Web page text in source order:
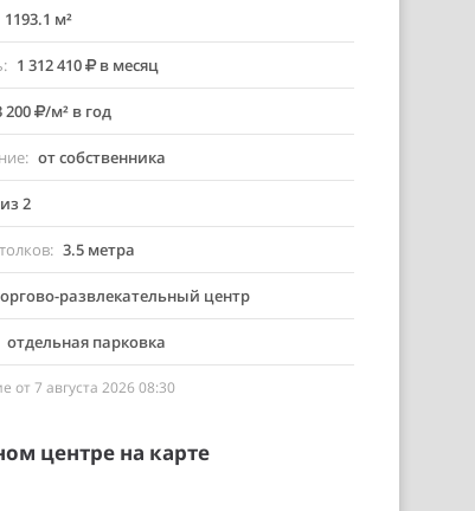
1193.1 м²
1 312 410 в месяц
200 /м² в год
от собственника
2
3.5 метра
развлекательный центр
отдельная парковка
от 7 августа 2026 08:30
центре на карте